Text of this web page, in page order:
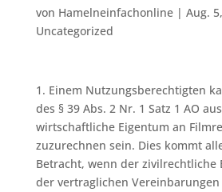
von Hamelneinfachonline| Aug.
Uncategorized
1. Einem Nutzungsberechtigten
des § 39 Abs. 2 Nr. 1 Satz 1 AO
wirtschaftliche Eigentum an
zuzurechnen sein. Dies kommt
Betracht, wenn der zivilrechtliche
der vertraglichen